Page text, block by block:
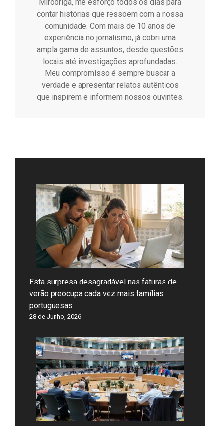
Miróbriga, me esforço todos os dias para
contar histórias que ressoem com a nossa
comunidade. Com mais de 10 anos de
experiência no jornalismo, já cobri uma
ampla gama de assuntos, desde questões
locais até investigações aprofundadas.
Meu compromisso é sempre buscar a
verdade e apresentar relatos autênticos
que inspirem e informem nossos ouvintes.
Esta surpresa desagradável nas faturas de
verão preocupa cada vez mais famílias
portuguesas
28 de Junho, 2026